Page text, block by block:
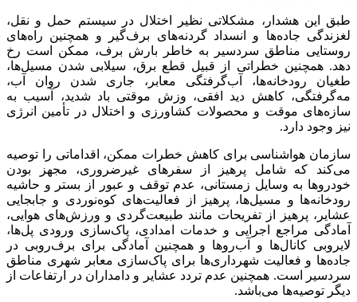
طبق این هشدار، مشکلاتی نظیر اختلال در سیستم حمل و نقل،
لغزندگی جاده‌ها و انسداد گردنه‌های برف‌گیر و همچنین راه‌های
روستایی مناطق سردسیر به خاطر بارش برف، ممکن است رخ
دهد. همچنین خطراتی از قبیل قطع برق، سیلابی شدن مسیل‌ها،
طغیان رودخانه‌ها، آب‌گرفتگی معابر، جاری شدن روان آب،
مه‌گرفتگی، کاهش دید افقی، وزش موقتی باد شدید، آسیب به
سازه‌های موقت و محصولات کشاورزی و اختلال در تأمین انرژی
نیز وجود دارد.
سازمان هواشناسی برای کاهش خطرات ممکن، اقداماتی را توصیه
می‌کند که شامل پرهیز از سفرهای غیرضروری، مجهز بودن
خودروها به وسایل زمستانی، عدم توقف و عبور از بستر و حاشیه
رودخانه‌ها و مسیل‌ها، پرهیز از فعالیت‌های کوه‌نوردی و جابجایی
عشایر، پرهیز از تفریحات مانند طبیعت‌گردی و ورزش‌های هوایی،
آمادگی مراجع اجرایی و خدمات امدادی، پاک‌سازی ورودی پل‌ها،
لایروبی کانال‌ها و آب‌روها و همچنین آمادگی برای برف‌روبی در
جاده‌ها و فعالیت شهرداری‌ها برای پاک‌سازی معابر شهری مناطق
سردسیر است. همچنین عدم تردد عشایر و دامداران در ارتفاعات از
دیگر توصیه‌ها می‌باشد.